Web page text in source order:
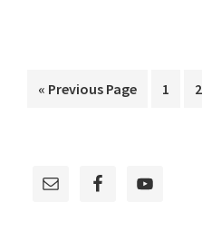
« Go
Previous Page Page
1 2
Primary